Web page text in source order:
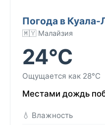
Погода в Куала-
🇲🇾 Малайзия
24°C
Ощущается как 28°C
Местами дождь
💧 Влажность